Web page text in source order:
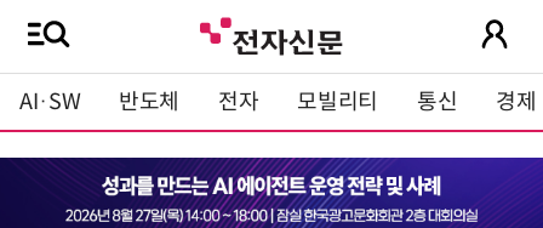
AI·SW 반도체 전자 모빌리티 통신 경제